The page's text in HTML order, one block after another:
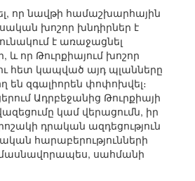
որ նավթի համաշխարհային
խոշոր խնդիրներ է
է առաջացնել
որ Թուրքիայում խոշոր
հետ կապված այդ պլանները
են զգալիորեն փոփոխվել։
Ադրբեջանից Թուրքիայի
կամ վերացումն, իր
դրական ազդեցություն
հարաբերությունների
սահմանի